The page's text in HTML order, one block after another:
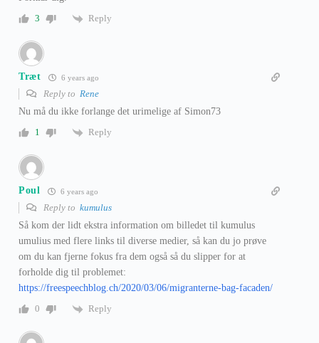
3
Reply
Træt 6 years ago
Reply to Rene
Nu må du ikke forlange det urimelige af Simon73
1
Reply
Poul 6 years ago
Reply to kumulus
Så kom der lidt ekstra information om billedet til kumulus
umulius med flere links til diverse medier, så kan du jo prøve
om du kan fjerne fokus fra dem også så du slipper for at
forholde dig til problemet:
https://freespeechblog.ch/2020/03/06/migranterne-bag-facaden/
0
Reply